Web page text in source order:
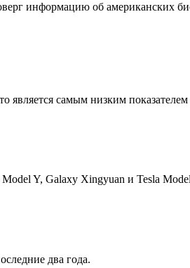
информацию об американских
является самым низким показателем
Y, Galaxy Xingyuan и Tesla
два года.